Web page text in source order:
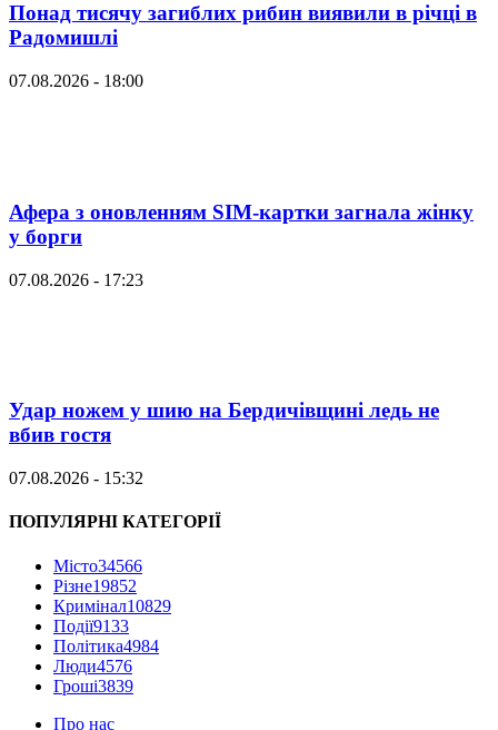
Понад тисячу загиблих рибин виявили в річці в
Радомишлі
07.08.2026 - 18:00
Афера з оновленням SIM-картки загнала жінку
у борги
07.08.2026 - 17:23
Удар ножем у шию на Бердичівщині ледь не
вбив гостя
07.08.2026 - 15:32
ПОПУЛЯРНІ КАТЕГОРІЇ
Місто34566
Різне19852
Кримінал10829
Події9133
Політика4984
Люди4576
Гроші3839
Про нас